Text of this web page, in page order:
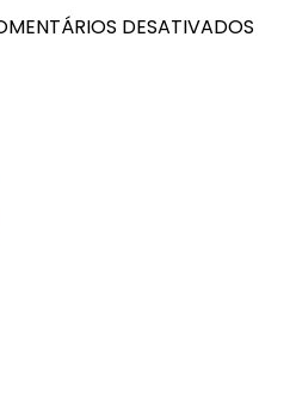
DESATIVADOS